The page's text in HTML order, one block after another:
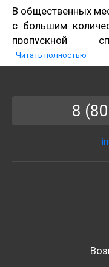
В общественных
с большим
пропускной
Коллективные
установить
одним или
Читать полностью
8